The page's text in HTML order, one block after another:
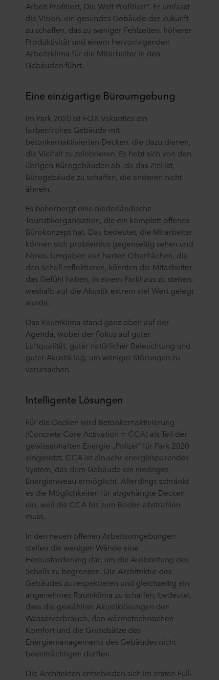
Arbeit Profitiert, Die Welt Profitiert". Er umfasst
die Vision, ein gesundes Gebäude der Zukunft
zu schaffen, das zu weniger Fehlzeiten, höherer
Produktivität und einem hervorragenden
Arbeitsklima für die Mitarbeiter in den
Gebäuden führt.
Eine einzigartige Büroumgebung
Im Park 2020 ist FOX Vakanties ein
farbenfrohes Gebäude mit
betonkernaktivierten Decken, die dazu dienen,
die Vielfalt zu zelebrieren. Es hebt sich von den
übrigen Bürogebäuden ab, da das Ziel ist,
Bürogebäude zu schaffen, die anderen nicht
ähneln.
Es beherbergt eine niederländische
Touristikorganisation, die ein komplett offenes
Bürokonzept hat. Das bedeutet, die Mitarbeiter
können sich problemlos gegenseitig sehen und
hören. Umgeben von harten Oberflächen, die
den Schall reflektieren, könnten die Mitarbeiter
das Gefühl haben, in einem Parkhaus zu stehen,
weshalb auf die Akustik extrem viel Wert gelegt
wurde.
Das Raumklima stand ganz oben auf der
Agenda, wobei der Fokus auf guter
Luftqualität, guter natürlicher Beleuchtung und
guter Akustik lag, um weniger Störungen zu
verursachen.
Intelligente Lösungen
Für die Decken wird Betonkernaktivierung
(Concrete Core Activation = CCA) als Teil der
gewissenhaften Energie-„Polizei“ für Park 2020
eingesetzt. CCA ist ein sehr energiesparendes
System, das dem Gebäude ein niedriges
Energieniveau ermöglicht. Allerdings schränkt
es die Möglichkeiten für abgehängte Decken
ein, weil die CCA bis zum Boden abstrahlen
muss.
In den neuen offenen Arbeitsumgebungen
stellen die wenigen Wände eine
Herausforderung dar, um die Ausbreitung des
Schalls zu begrenzen. Die Architektur des
Gebäudes zu respektieren und gleichzeitig ein
angenehmes Raumklima zu schaffen, bedeutet,
dass die gewählten Akustiklösungen den
Wasserverbrauch, den wärmetechnischen
Komfort und die Grundsätze des
Energiemanagements des Gebäudes nicht
beeinträchtigen durften.
Die Architekten entschieden sich im ersten Full-